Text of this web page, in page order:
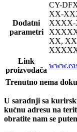
Dodatni
parametri
CY-DF
XX-
XX,
Link
proizvođača
Trenutno nema
U saradnji sa
kućnu adresu na
obratite nam se